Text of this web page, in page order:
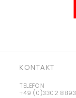
KONTAKT
TELEFON
+49 (0)3302